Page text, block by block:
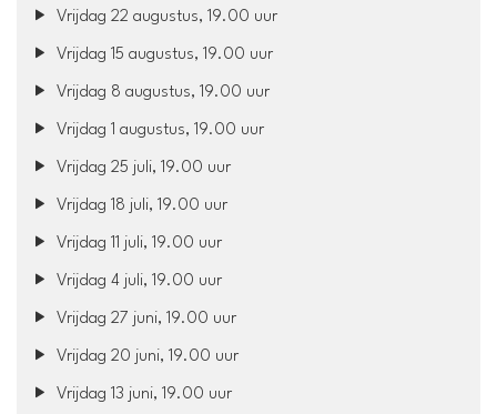
Vrijdag 22 augustus, 19.00 uur
Vrijdag 15 augustus, 19.00 uur
Vrijdag 8 augustus, 19.00 uur
Vrijdag 1 augustus, 19.00 uur
Vrijdag 25 juli, 19.00 uur
Vrijdag 18 juli, 19.00 uur
Vrijdag 11 juli, 19.00 uur
Vrijdag 4 juli, 19.00 uur
Vrijdag 27 juni, 19.00 uur
Vrijdag 20 juni, 19.00 uur
Vrijdag 13 juni, 19.00 uur